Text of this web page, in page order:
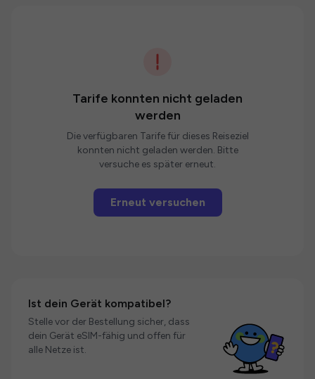
Tarife konnten nicht geladen
werden
Die verfügbaren Tarife für dieses Reiseziel
konnten nicht geladen werden. Bitte
versuche es später erneut.
Erneut versuchen
Ist dein Gerät kompatibel?
Stelle vor der Bestellung sicher, dass
dein Gerät eSIM-fähig und offen für
alle Netze ist.